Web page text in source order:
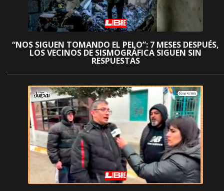
“NOS SIGUEN TOMANDO EL PELO”: 7 MESES DESPUÉS,
LOS VECINOS DE SISMOGRÁFICA SIGUEN SIN
RESPUESTAS